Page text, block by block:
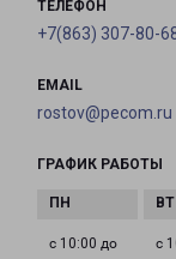
ТЕЛЕФОН
+7(863) 307-80-
EMAIL
rostov@pecom.ru
ГРАФИК РАБОТЫ
с 10:00 до
с